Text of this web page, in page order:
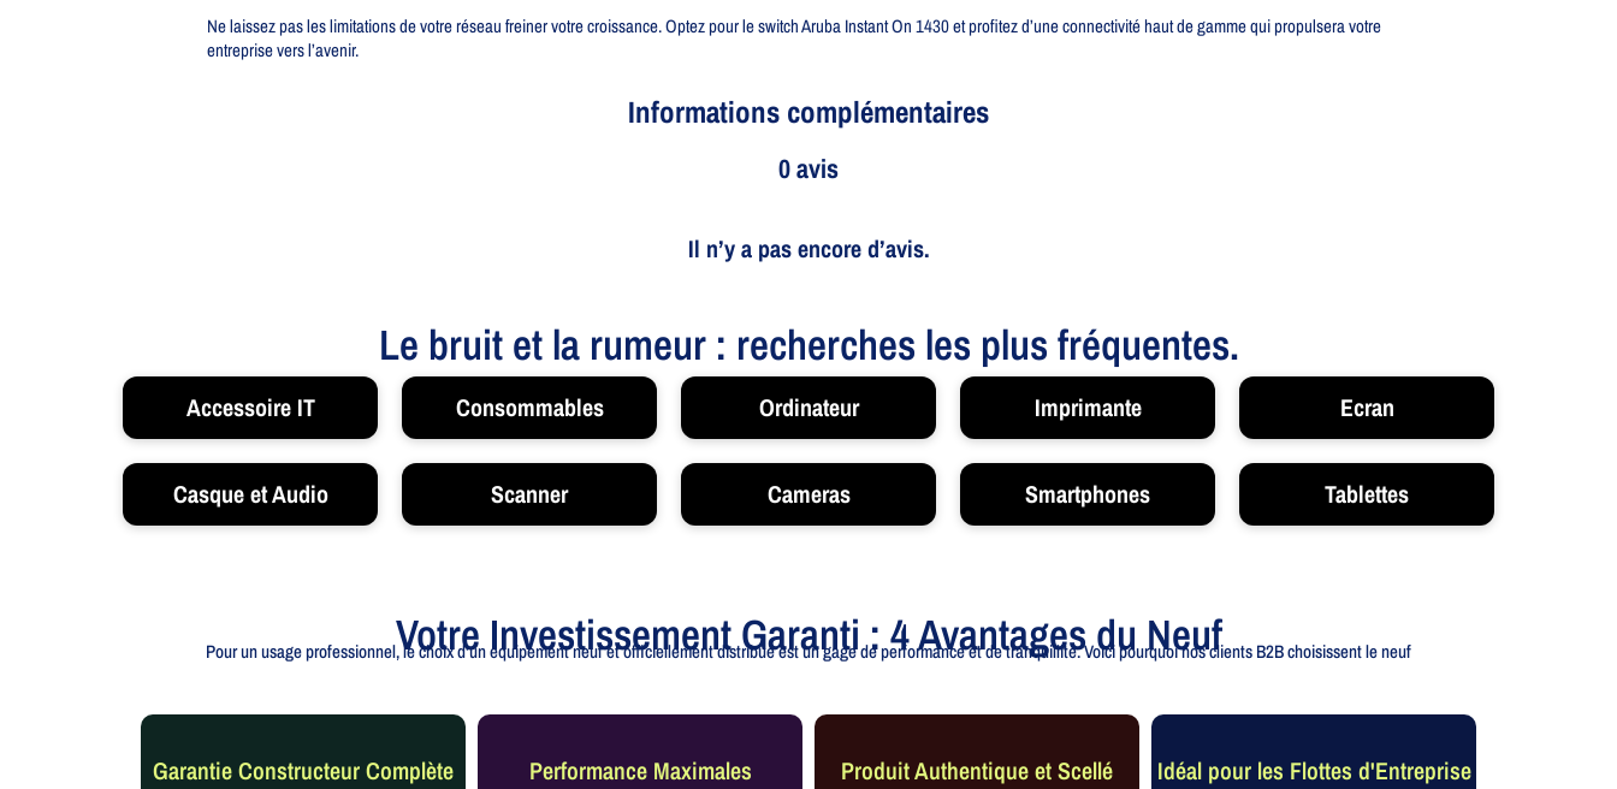
Ne laissez pas les limitations de votre réseau freiner votre croissance. Optez pour le switch Aruba Instant On 1430 et profitez d’une connectivité haut de gamme qui propulsera votre
entreprise vers l’avenir.
Informations complémentaires
0 avis
Il n’y a pas encore d’avis.
Le bruit et la rumeur : recherches les plus fréquentes.
Accessoire IT Consommables Ordinateur Imprimante Ecran
Casque et Audio Scanner Cameras Smartphones Tablettes
Votre Investissement Garanti : 4 Avantages du Neuf
Pour un usage professionnel, le choix d'un équipement neuf et officiellement distribué est un gage de performance et de tranquillité. Voici pourquoi nos clients B2B choisissent le neuf
Garantie Constructeur Complète Performance Maximales Produit Authentique et Scellé Idéal pour les Flottes d'Entreprise